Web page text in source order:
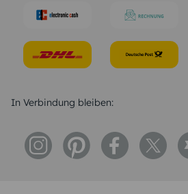
In Verbindung bleiben: